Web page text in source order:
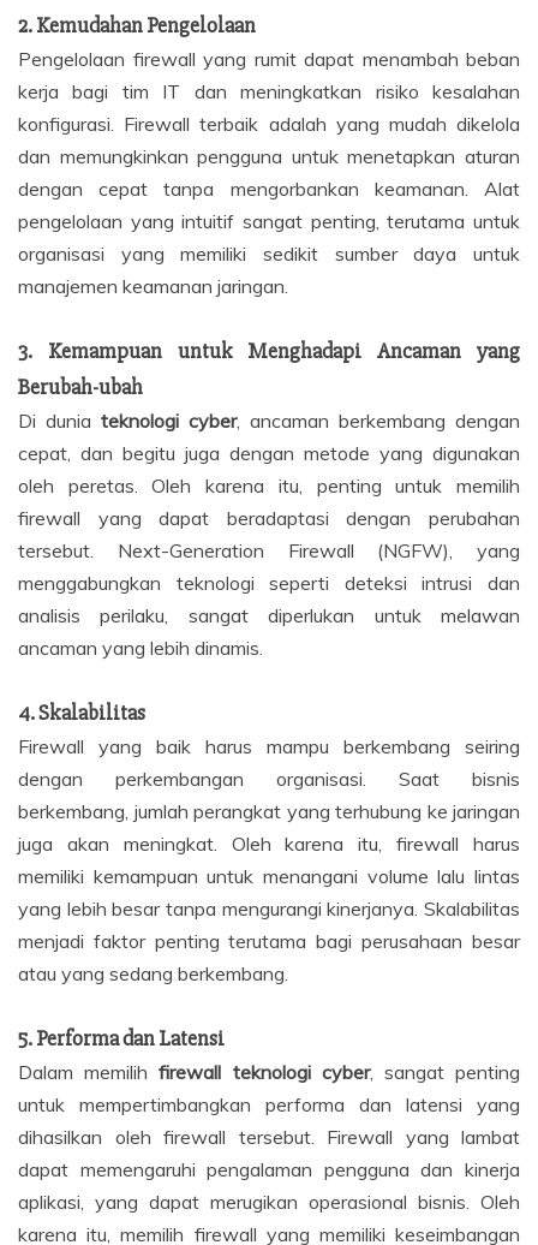
2.Kemudahan Pengelolaan
Pengelolaan firewall yang rumit dapat menambah beban
kerja bagi tim IT dan meningkatkan risiko kesalahan
konfigurasi. Firewall terbaik adalah yang mudah dikelola
dan memungkinkan pengguna untuk menetapkan aturan
dengan cepat tanpa mengorbankan keamanan. Alat
pengelolaan yang intuitif sangat penting, terutama untuk
organisasi yang memiliki sedikit sumber daya untuk
manajemen keamanan jaringan.
3. Kemampuan untuk Menghadapi Ancaman yang
Berubah-ubah
Di dunia teknologi cyber, ancaman berkembang dengan
cepat, dan begitu juga dengan metode yang digunakan
oleh peretas. Oleh karena itu, penting untuk memilih
firewall yang dapat beradaptasi dengan perubahan
tersebut. Next-Generation Firewall (NGFW), yang
menggabungkan teknologi seperti deteksi intrusi dan
analisis perilaku, sangat diperlukan untuk melawan
ancaman yang lebih dinamis.
4.Skalabilitas
Firewall yang baik harus mampu berkembang seiring
dengan perkembangan organisasi. Saat bisnis
berkembang, jumlah perangkat yang terhubung ke jaringan
juga akan meningkat. Oleh karena itu, firewall harus
memiliki kemampuan untuk menangani volume lalu lintas
yang lebih besar tanpa mengurangi kinerjanya. Skalabilitas
menjadi faktor penting terutama bagi perusahaan besar
atau yang sedang berkembang.
5.Performa dan Latensi
Dalam memilihfirewall teknologi cyber, sangat penting
untuk mempertimbangkan performa dan latensi yang
dihasilkan oleh firewall tersebut. Firewall yang lambat
dapat memengaruhi pengalaman pengguna dan kinerja
aplikasi, yang dapat merugikan operasional bisnis. Oleh
karena itu, memilih firewall yang memiliki keseimbangan